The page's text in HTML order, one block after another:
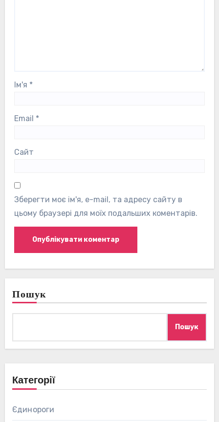
Ім'я *
Email *
Сайт
Зберегти моє ім'я, e-mail, та адресу сайту в
цьому браузері для моїх подальших коментарів.
Пошук
Пошук
Категорії
Єдинороги